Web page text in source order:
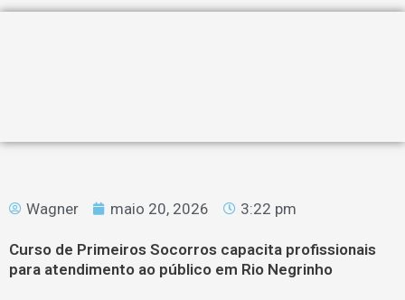
Wagner maio 20, 2026 3:22 pm
Curso de Primeiros Socorros capacita profissionais
para atendimento ao público em Rio Negrinho